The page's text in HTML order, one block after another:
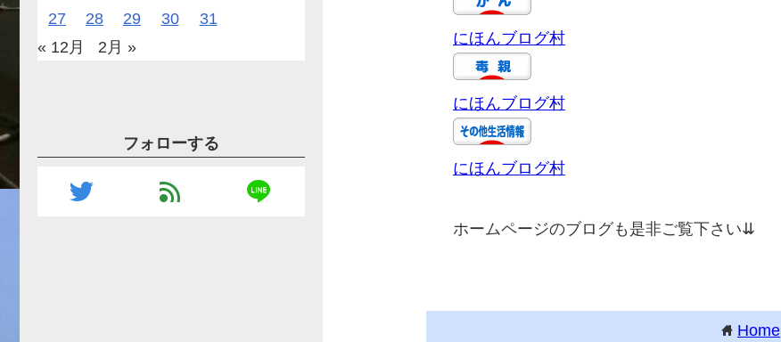
にほんブログ村
にほんブログ村
にほんブログ村
ホームページのブログも是非ご覧下さい⇊
home Home
27
28 29 30
31
« 12月
2月 »
フォローする
twitter feed line